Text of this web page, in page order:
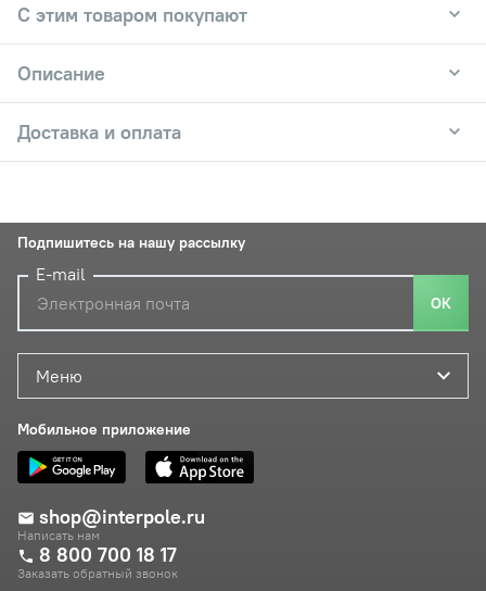
С этим товаром покупают
Описание
Доставка и оплата
Меню
Мобильное приложение
shop@interpole.ru
Написать нам
8 800 700 18 17
Заказать обратный звонок
Подпишитесь на нашу рассылку
E-mail
ОК